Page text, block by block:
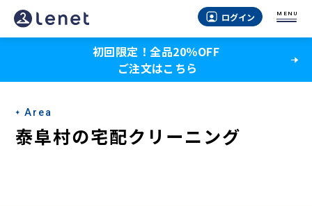
泰
阜
の
宅
配
ログイン MENU
初回限定！全品20％OFF
ご注文はこちら
Area
泰阜村の宅配クリーニング